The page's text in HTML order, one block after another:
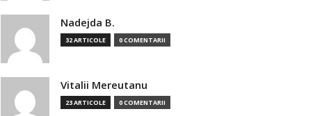
Nadejda B.
32 ARTICOLE 0 COMENTARII
Vitalii Mereutanu
23 ARTICOLE 0 COMENTARII